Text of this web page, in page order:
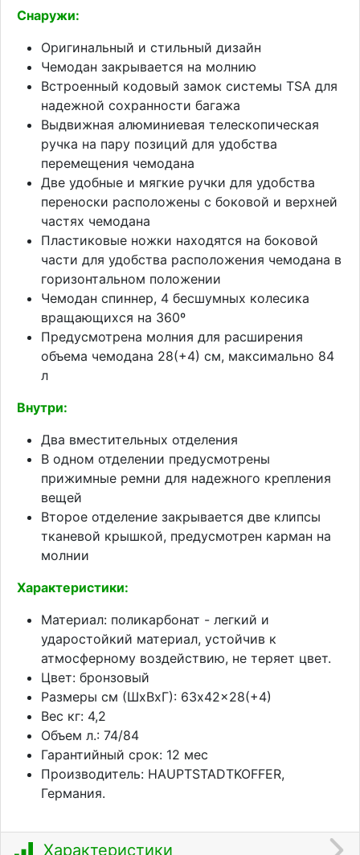
Снаружи:
Оригинальный и стильный дизайн
Чемодан закрывается на молнию
Встроенный кодовый замок системы TSA для
надежной сохранности багажа
Выдвижная алюминиевая телескопическая
ручка на пару позиций для удобства
перемещения чемодана
Две удобные и мягкие ручки для удобства
переноски расположены с боковой и верхней
частях чемодана
Пластиковые ножки находятся на боковой
части для удобства расположения чемодана в
горизонтальном положении
Чемодан спиннер, 4 бесшумных колесика
вращающихся на 360º
Предусмотрена молния для расширения
объема чемодана 28(+4) см, максимально 84
л
Внутри:
Два вместительных отделения
В одном отделении предусмотрены
прижимные ремни для надежного крепления
вещей
Второе отделение закрывается две клипсы
тканевой крышкой, предусмотрен карман на
молнии
Характеристики:
Материал: поликарбонат - легкий и
ударостойкий материал, устойчив к
атмосферному воздействию, не теряет цвет.
Цвет: бронзовый
Размеры см (ШхВхГ): 63x42x28(+4)
Вес кг: 4,2
Объем л.: 74/84
Гарантийный срок: 12 мес
Производитель: HAUPTSTADTKOFFER,
Германия.
Характеристики